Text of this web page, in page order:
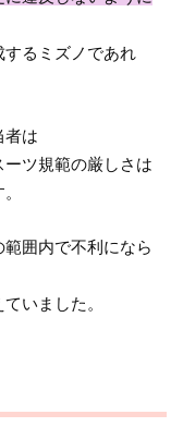
るミズノであれ
者は
ツ規範の厳しさは
囲内で不利になら
いました。